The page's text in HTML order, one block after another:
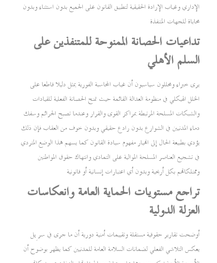
الإداري وغياب الإرادة الحقيقية لتطبيق القانون على الجميع بدون استثناء وبدون
محاباة للجهات المتنفذة
تداعيات الحصانة الممنوحة للمتنفذين على
السلم الأهلي
يرى خبراء ومحللون سياسيون أن غياب المحاسبة الفورية يمثل دليلا قاطعا على
الخلل الهيكلي في منظومة العدالة القائمة حيث تمنح الحصانة الفعلية للقيادات
والشبكات المسلحة المرتبطة بمراكز القوى والقرار وعندما تصبح الجرائم وسفك
دماء المدنيين في الشوارع بدون رادع حقيقي وبدون خوف من العقاب فإن ذلك
يؤدي بطبيعة الحال إلى انهيار مفهوم سيادة القانون كما يسهم هذا الوضع المتردي
في تشجيع العناصر المسلحة الموالية على التمادي وانتهاك حقوق المواطنين
وممتلكاتهم بكل أريحية وبدون أي اعتبارات إنسانية أو قانونية
تراجع مستويات الحماية العامة وانعكاسات
العزلة الدولية
أوضحت تقارير حقوقية مستقلة وتقييمات أمنية دورية أن ما جرى في سرِپل
يعكس التلاشي الفعلي لضمانات السلامة العامة للمدنيين كما يظهر بوضوح أن